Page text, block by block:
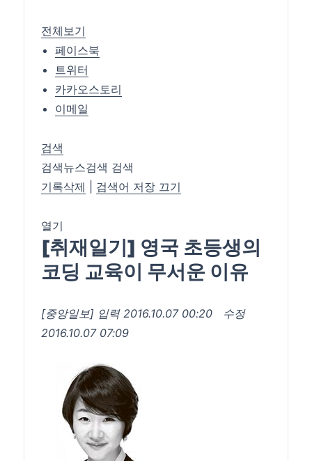
전체보기
페이스북
트위터
카카오스토리
이메일
검색
검색뉴스검색 검색
기록삭제
검색어 저장 끄기
열기
[취재일기] 영국 초등생의
코딩 교육이 무서운 이유
[중앙일보] 입력 2016.10.07 00:20
수정
2016.10.07 07:09